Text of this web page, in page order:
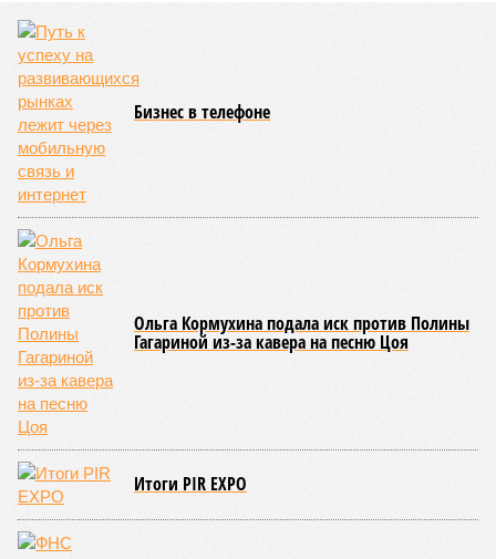
Бизнес в телефоне
Ольга Кормухина подала иск против Полины
Гагариной из-за кавера на песню Цоя
Итоги PIR EXPO